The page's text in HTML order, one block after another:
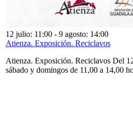
12 julio: 11:00 - 9 agosto: 14:00
Atienza. Exposición. Reciclavos
Atienza. Exposición. Reciclavos Del
sábado y domingos de 11,00 a 14,00